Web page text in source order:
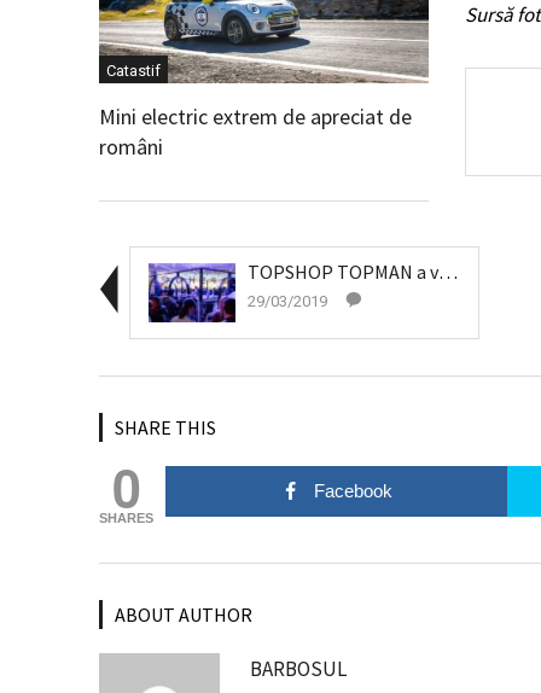
Sursă
Catastif
Mini electric extrem de apreciat de
români
TOPSHOP TOPMAN a venit în România
29/03/2019
SHARE THIS
0
SHARES
Facebook
ABOUT AUTHOR
BARBOSUL